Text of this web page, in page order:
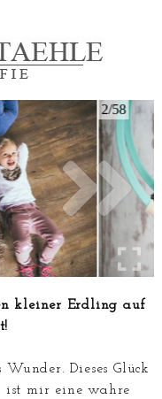
2/58
kleiner Erdling auf
Dieses Glück
ist mir eine wahre